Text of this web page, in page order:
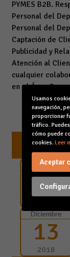
PRÓXIMAS
Diciembre
13
Diciembre
13
2018
PYMES B2B.
Personal del
Personal del
Captación de
Publicidad y
Atención al
cualquier
en el Área
Usamos
navegación,
proporcionar
tráfico.
cómo puede
cookies. Leer
Aceptar